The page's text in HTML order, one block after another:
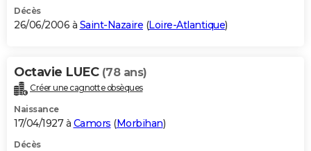
Décès
26/06/2006 à Saint-Nazaire (Loire-Atlantique)
Octavie LUEC (78 ans)
Créer une cagnotte obsèques
Naissance
17/04/1927 à Camors (Morbihan)
Décès